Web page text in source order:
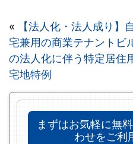
«
【法人化・法人成り】自
宅兼用の商業テナントビ
の法人化に伴う特定居住
宅地特例
まずはお気軽に無
わせをご利